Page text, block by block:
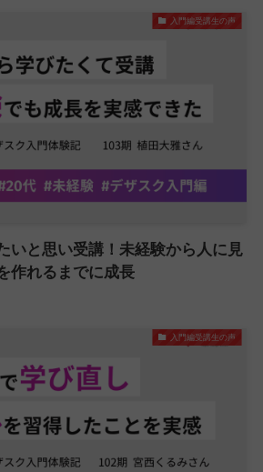
入門編受講生の声
いと思い受講！未経験から人に見
作れるまでに成長
入門編受講生の声